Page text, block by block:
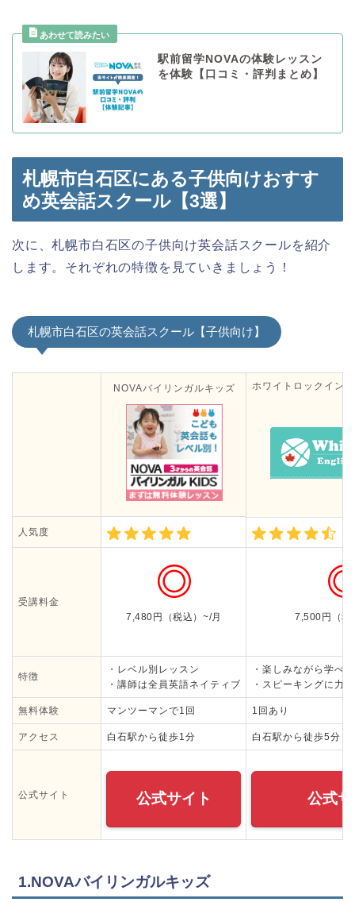
駅前留学NOVAの体験レッスン
を体験【口コミ・評判まとめ】
札幌市白石区にある子供向けおすす
め英会話スクール【3選】
次に、札幌市白石区の子供向け英会話スクールを紹介
します。それぞれの特徴を見ていきましょう！
札幌市白石区の英会話スクール【子供向け】
NOVAバイリンガルキッズ ホワイトロックイン
人気度
受講料金
7,480円（税込）~/月
7,500円（税
特徴
・レベル別レッスン
・講師は全員英語ネイティブ
・楽しみながら学べる
・スピーキングに力
無料体験 マンツーマンで1回 1回あり
アクセス 白石駅から徒歩1分 白石駅から徒歩5分
公式サイト 公式サイト 公式
1.NOVAバイリンガルキッズ